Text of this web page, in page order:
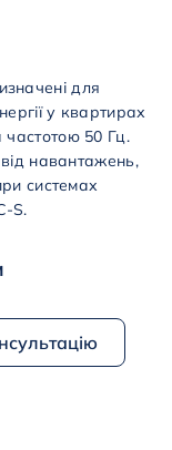
для
у квартирах
частотою 50 Гц.
навантажень,
системах
S.